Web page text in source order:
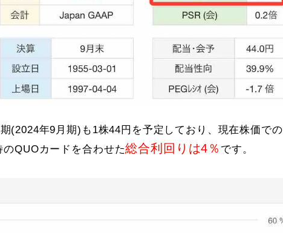
(2024年9月期)も1株44円を予定しており、現在株価での
QUOカードを合わせた総合利回りは4％ です。